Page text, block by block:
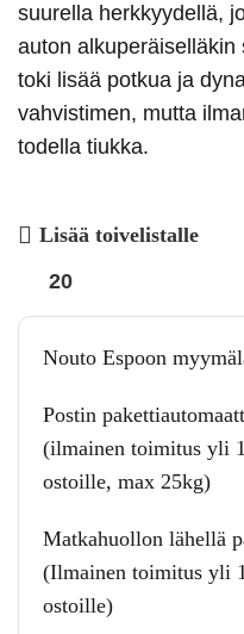
suurella herkkyydellä,
auton
toki lisää potkua ja
vahvistimen, mutta
todella tiukka.
Lisää toivelistalle
20
Nouto Espoon
Postin
(ilmainen toimitus yli
ostoille, max 25kg)
Matkahuollon lähellä
(Ilmainen toimitus yli
ostoille)